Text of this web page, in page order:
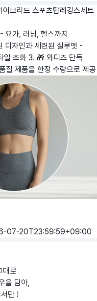
브리드 스포츠탑레깅스세트
요가, 러닝, 헬스까지
디자인과 세련된 실루엣 -
일 조화 3. 🎁 와디즈 단독
질 제품을 한정 수량으로 제공
07-20T23:59:59+09:00
대로
을 담아,
만 !